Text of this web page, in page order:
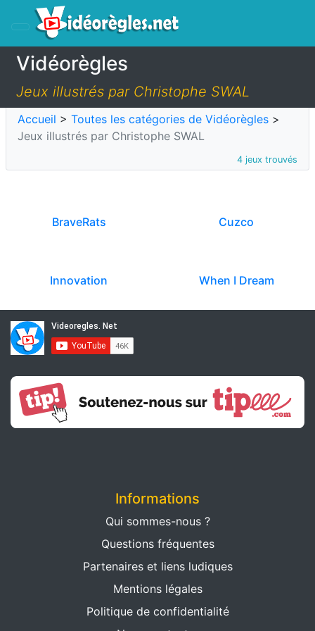
Vidéorègles
Jeux illustrés par Christophe SWAL
Accueil > Toutes les catégories de Vidéorègles >
Jeux illustrés par Christophe SWAL
4 jeux trouvés
BraveRats Cuzco
Innovation When I Dream
Informations
Qui sommes-nous ?
Questions fréquentes
Partenaires et liens ludiques
Mentions légales
Politique de confidentialité